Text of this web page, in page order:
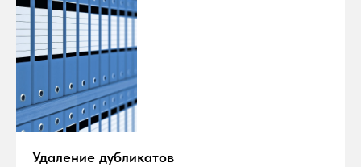
Удаление дубликатов